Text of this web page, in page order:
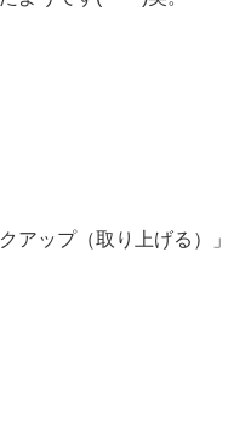
アップ（取り上げる）」